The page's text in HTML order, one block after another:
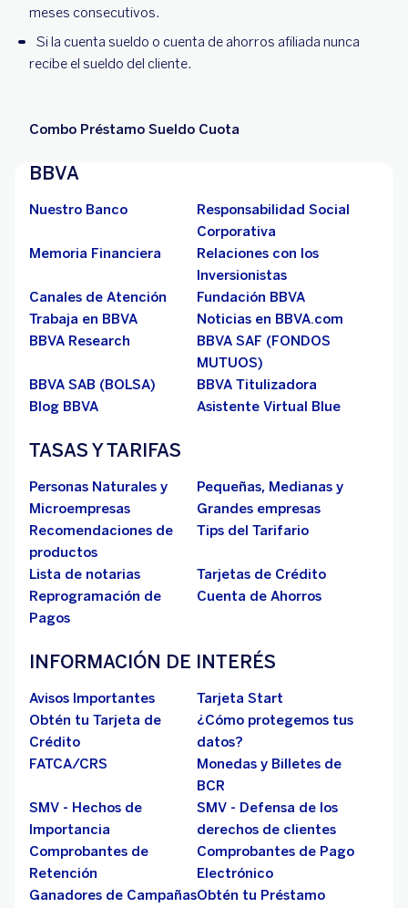
meses consecutivos.
Si la cuenta sueldo o cuenta de ahorros afiliada nunca
recibe el sueldo del cliente.
Combo Préstamo Sueldo Cuota
BBVA
Nuestro Banco
Responsabilidad Social
Corporativa
Memoria Financiera
Relaciones con los
Inversionistas
Canales de Atención
Fundación BBVA
Trabaja en BBVA
Noticias en BBVA.com
BBVA Research
BBVA SAF (FONDOS
MUTUOS)
BBVA SAB (BOLSA)
BBVA Titulizadora
Blog BBVA
Asistente Virtual Blue
TASAS Y TARIFAS
Personas Naturales y
Microempresas
Pequeñas, Medianas y
Grandes empresas
Recomendaciones de
productos
Tips del Tarifario
Lista de notarias
Tarjetas de Crédito
Reprogramación de
Pagos
Cuenta de Ahorros
INFORMACIÓN DE INTERÉS
Avisos Importantes
Tarjeta Start
Obtén tu Tarjeta de
Crédito
¿Cómo protegemos tus
datos?
FATCA/CRS
Monedas y Billetes de
BCR
SMV - Hechos de
Importancia
SMV - Defensa de los
derechos de clientes
Comprobantes de
Retención
Comprobantes de Pago
Electrónico
Ganadores de CampañasObtén tu Préstamo